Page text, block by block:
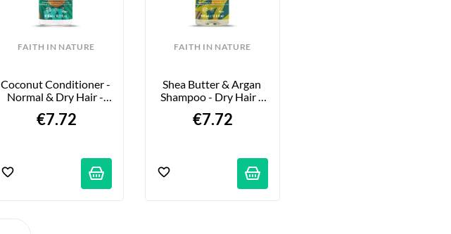
FAITH IN NATURE
Coconut Conditioner -
Normal & Dry Hair -
€7.72
FAITH IN NATURE
Shea Butter & Argan
Shampoo - Dry Hair -
€7.72